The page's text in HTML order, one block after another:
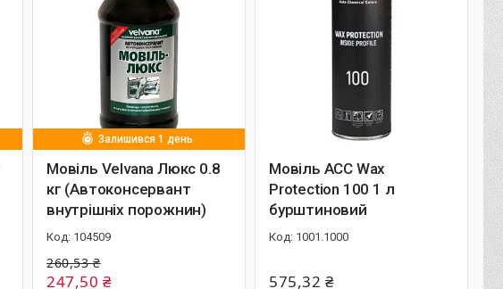
Залишився 1 день
Мовіль Velvana Люкс 0.8
кг (Автоконсервант
внутрішніх порожнин)
104509
260,53 ₴
247,50 ₴
Мовіль ACC Wax
Protection 100 1 л
бурштиновий
1001.1000
575,32 ₴